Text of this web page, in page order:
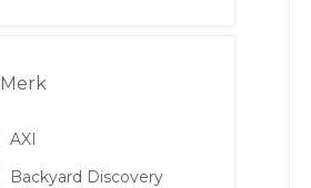
Merk
AXI
Backyard Discovery